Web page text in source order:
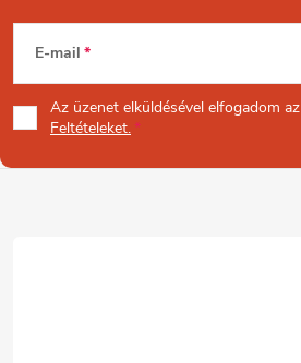
L
á
b
E-mail
Az üzenet elküldésével elfogadom az
Feltételeket.